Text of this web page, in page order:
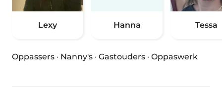
Lexy Hanna Tessa
Oppassers · Nanny's · Gastouders · Oppaswerk